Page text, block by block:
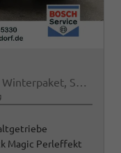
Selection 1.0 TSI Selection, Park, Winterpaket, SmartLink, 4 J.-Garantie
Magic Perleffekt